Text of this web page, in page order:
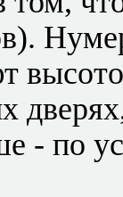
- по